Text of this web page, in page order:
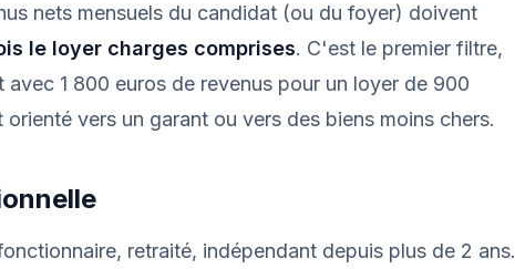
nets mensuels du candidat (ou du foyer) doivent
le loyer charges comprises. C'est le premier filtre,
1 800 euros de revenus pour un loyer de 900
vers un garant ou vers des biens moins chers.
retraité, indépendant depuis plus de 2 ans.